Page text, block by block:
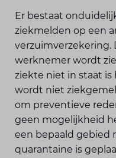
Er bestaat
ziekmelden op een
verzuimverzekering.
werknemer wordt
ziekte niet in staat
wordt niet
om preventieve
geen mogelijkheid
een bepaald gebied
quarantaine is